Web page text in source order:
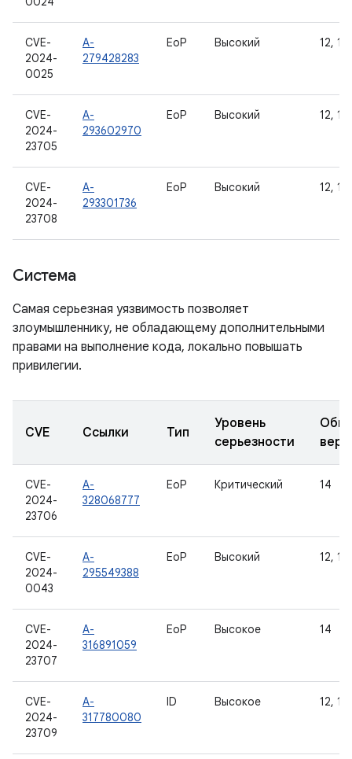
CVE-
2024-
0025
A-
279428283
EoP Высокий 12,
CVE-
2024-
23705
A-
293602970
EoP Высокий 12,
CVE-
2024-
23708
A-
293301736
EoP Высокий 12,
Система
Самая серьезная уязвимость позволяет
злоумышленнику, не обладающему дополнительными
правами на выполнение кода, локально повышать
привилегии.
CVE Ссылки Тип
Уровень
серьезности
CVE-
2024-
23706
A-
328068777
EoP Критический 14
CVE-
2024-
0043
A-
295549388
EoP Высокий 12,
CVE-
2024-
23707
A-
316891059
EoP Высокое 14
CVE-
2024-
23709
A-
317780080
ID Высокое 12,